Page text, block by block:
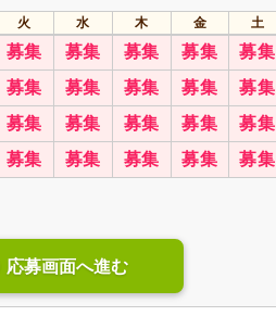
視能訓練士(12)
はり師(9)
栄養士(64)
自動車免許(2,095)
(3) 認知症介護実践者研修 (3)
薬剤師 (286)
歯科衛生士
者研修(6) サービス管理責任者研修
火 水 木 金 土
募集 募集 募集 募集 募集
募集 募集 募集 募集 募集
募集 募集 募集 募集 募集
募集 募集 募集 募集 募集
応募画面へ進む